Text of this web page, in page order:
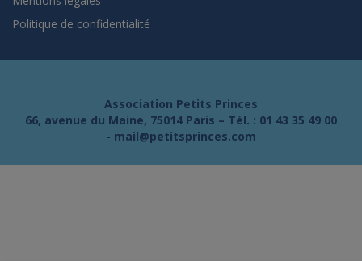
Politique de confidentialité
Association Petits Princes
66, avenue du Maine, 75014 Paris – Tél. : 01 43 35 49 00
- mail@petitsprinces.com